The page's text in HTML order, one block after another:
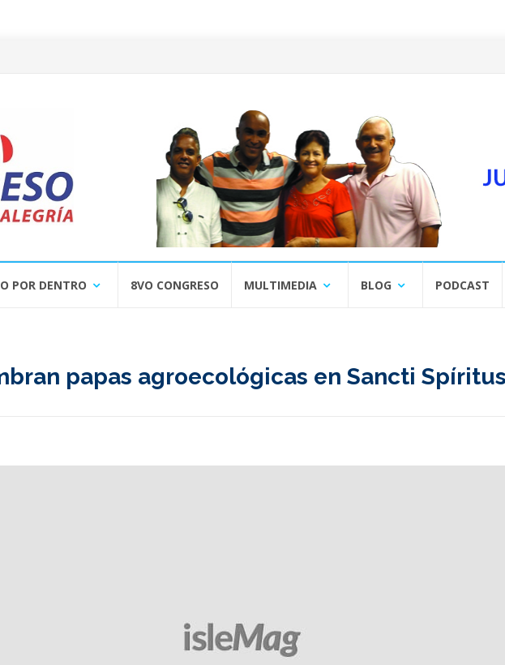
POR DENTRO 8VO CONGRESO MULTIMEDIA BLOG PODCAST
papas agroecológicas en Sancti